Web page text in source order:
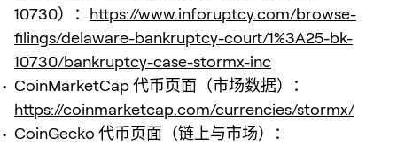
10730）： https://www.inforuptcy.com/browse-
filings/delaware-bankruptcy-court/1%3A25-bk-
10730/bankruptcy-case-stormx-inc
CoinMarketCap 代币页面（市场数据）：
https://coinmarketcap.com/currencies/stormx/
CoinGecko 代币页面（链上与市场）：